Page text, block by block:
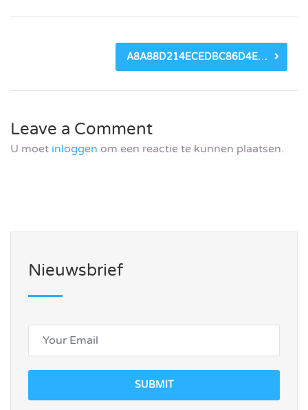
A8A88D214ECEDBC86D4E50D944B230BB38181143.JPG
Leave a Comment
U moet inloggen om een reactie te kunnen plaatsen.
Nieuwsbrief
SUBMIT